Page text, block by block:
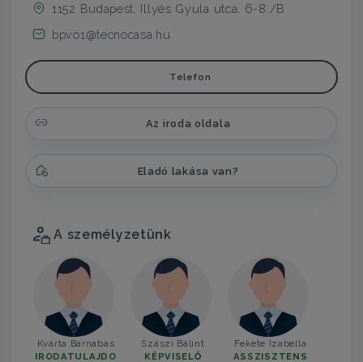
1152 Budapest, Illyés Gyula utca, 6-8./B
bpvo1@tecnocasa.hu
Telefon
Az iroda oldala
Eladó lakása van?
A személyzetünk
Kvárta Barnabás
IRODATULAJDO
Szászi Bálint
KÉPVISELŐ
Fekete Izabella
ASSZISZTENS